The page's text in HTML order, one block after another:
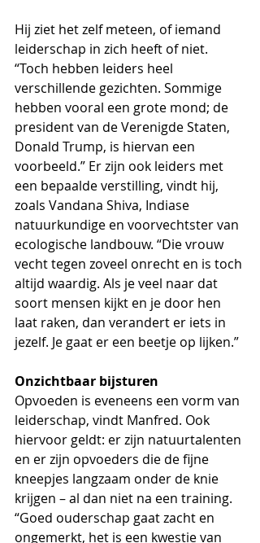
Hij ziet het zelf meteen, of iemand
leiderschap in zich heeft of niet.
“Toch hebben leiders heel
verschillende gezichten. Sommige
hebben vooral een grote mond; de
president van de Verenigde Staten,
Donald Trump, is hiervan een
voorbeeld.” Er zijn ook leiders met
een bepaalde verstilling, vindt hij,
zoals Vandana Shiva, Indiase
natuurkundige en voorvechtster van
ecologische landbouw. “Die vrouw
vecht tegen zoveel onrecht en is toch
altijd waardig. Als je veel naar dat
soort mensen kijkt en je door hen
laat raken, dan verandert er iets in
jezelf. Je gaat er een beetje op lijken.”
Onzichtbaar bijsturen
Opvoeden is eveneens een vorm van
leiderschap, vindt Manfred. Ook
hiervoor geldt: er zijn natuurtalenten
en er zijn opvoeders die de fijne
kneepjes langzaam onder de knie
krijgen – al dan niet na een training.
“Goed ouderschap gaat zacht en
ongemerkt, het is een kwestie van